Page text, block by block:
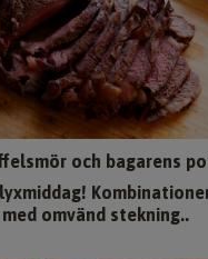
och bagarens
omvänd stekning..